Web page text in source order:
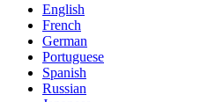
English
French
German
Portuguese
Spanish
Russian